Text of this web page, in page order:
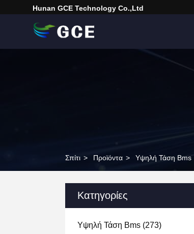
Hunan GCE Technology Co.,Ltd
Σπίτι > Προϊόντα > Υψηλή Τάση Bms
Κατηγορίες
Υψηλή Τάση Bms (273)